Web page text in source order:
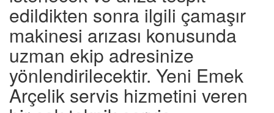
edildikten sonra ilgili çamaşır
makinesi arızası konusunda
uzman ekip adresinize
yönlendirilecektir. Yeni Emek
Arçelik servis hizmetini veren